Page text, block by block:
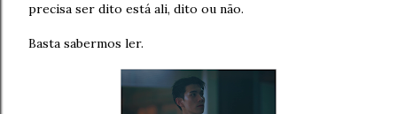
precisa ser dito está ali, dito ou não.
Basta sabermos ler.